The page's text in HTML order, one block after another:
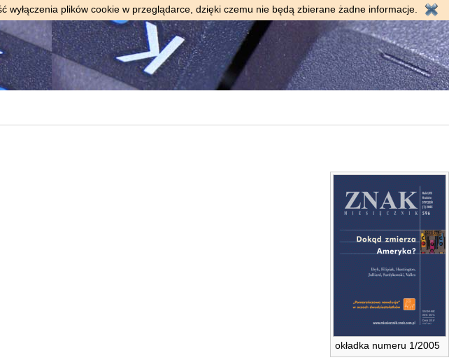
plików cookie w przeglądarce, dzięki czemu nie będą zbierane żadne informacje.
okładka numeru 1/2005